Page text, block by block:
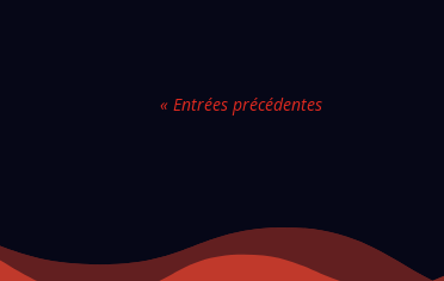
« Entrées précédentes